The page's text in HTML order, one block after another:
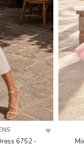
6752 -